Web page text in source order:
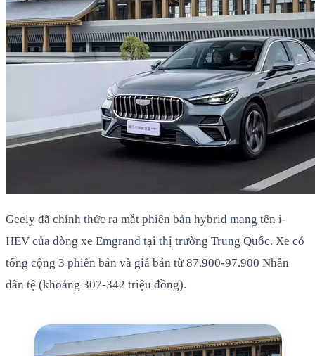
Geely đã chính thức ra mắt phiên bản hybrid mang tên i-
HEV của dòng xe Emgrand tại thị trường Trung Quốc. Xe có
tổng cộng 3 phiên bản và giá bán từ 87.900-97.900 Nhân
dân tệ (khoảng 307-342 triệu đồng).